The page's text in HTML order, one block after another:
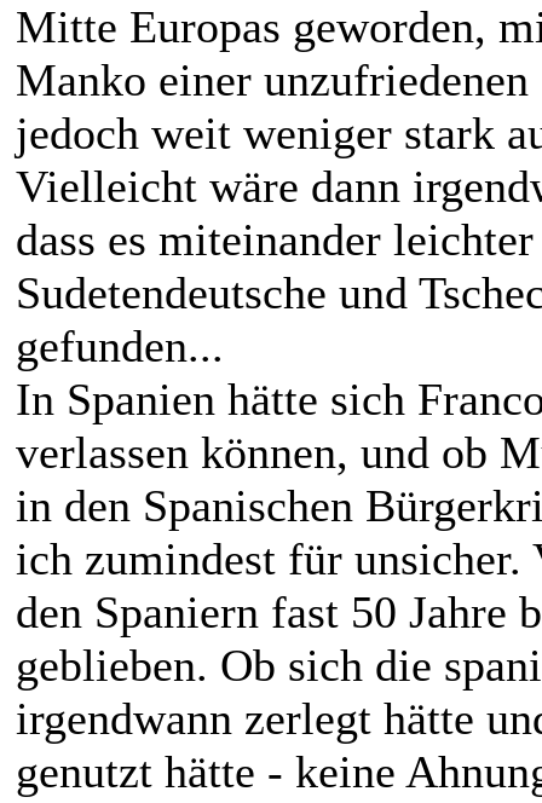
Mitte Europas geworden,
Manko einer
jedoch weit weniger stark
Vielleicht wäre dann
dass es miteinander
Sudetendeutsche und
gefunden...
In Spanien hätte sich
verlassen können, und ob
in den Spanischen
ich zumindest für
den Spaniern fast 50 Jahre
geblieben. Ob sich die
irgendwann zerlegt hätte
genutzt hätte - keine